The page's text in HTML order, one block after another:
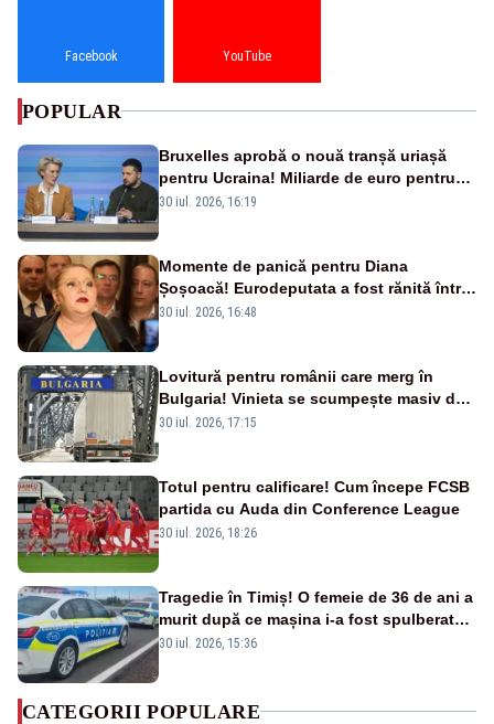
Facebook YouTube
POPULAR
Bruxelles aprobă o nouă tranșă uriașă
pentru Ucraina! Miliarde de euro pentru
armament și apărare
30 iul. 2026, 16:19
Momente de panică pentru Diana
Șoșoacă! Eurodeputata a fost rănită într-
un accident rutier
30 iul. 2026, 16:48
Lovitură pentru românii care merg în
Bulgaria! Vinieta se scumpește masiv de
la 1 august
30 iul. 2026, 17:15
Totul pentru calificare! Cum începe FCSB
partida cu Auda din Conference League
30 iul. 2026, 18:26
Tragedie în Timiș! O femeie de 36 de ani a
murit după ce mașina i-a fost spulberată
de tren
30 iul. 2026, 15:36
CATEGORII POPULARE